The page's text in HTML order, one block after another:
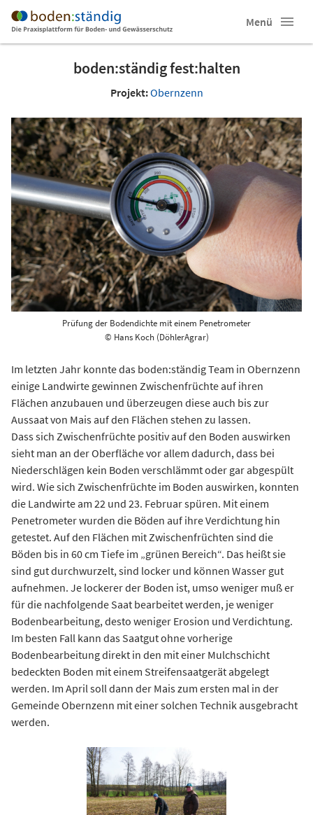
Menü
boden:ständig fest:halten
Projekt:Obernzenn
Prüfung der Bodendichte mit einem Penetrometer
© Hans Koch (DöhlerAgrar)
Im letzten Jahr konnte das boden:ständig Team in Obernzenn
einige Landwirte gewinnen Zwischenfrüchte auf ihren
Flächen anzubauen und überzeugen diese auch bis zur
Aussaat von Mais auf den Flächen stehen zu lassen.
Dass sich Zwischenfrüchte positiv auf den Boden auswirken
sieht man an der Oberfläche vor allem dadurch, dass bei
Niederschlägen kein Boden verschlämmt oder gar abgespült
wird. Wie sich Zwischenfrüchte im Boden auswirken, konnten
die Landwirte am 22 und 23. Februar spüren. Mit einem
Penetrometer wurden die Böden auf ihre Verdichtung hin
getestet. Auf den Flächen mit Zwischenfrüchten sind die
Böden bis in 60 cm Tiefe im „grünen Bereich“. Das heißt sie
sind gut durchwurzelt, sind locker und können Wasser gut
aufnehmen. Je lockerer der Boden ist, umso weniger muß er
für die nachfolgende Saat bearbeitet werden, je weniger
Bodenbearbeitung, desto weniger Erosion und Verdichtung.
Im besten Fall kann das Saatgut ohne vorherige
Bodenbearbeitung direkt in den mit einer Mulchschicht
bedeckten Boden mit einem Streifensaatgerät abgelegt
werden. Im April soll dann der Mais zum ersten mal in der
Gemeinde Obernzenn mit einer solchen Technik ausgebracht
werden.